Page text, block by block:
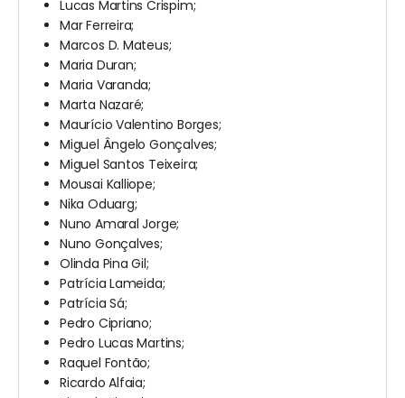
Lucas Martins Crispim;
Mar Ferreira;
Marcos D. Mateus;
Maria Duran;
Maria Varanda;
Marta Nazaré;
Maurício Valentino Borges;
Miguel Ângelo Gonçalves;
Miguel Santos Teixeira;
Mousai Kalliope;
Nika Oduarg;
Nuno Amaral Jorge;
Nuno Gonçalves;
Olinda Pina Gil;
Patrícia Lameida;
Patrícia Sá;
Pedro Cipriano;
Pedro Lucas Martins;
Raquel Fontão;
Ricardo Alfaia;